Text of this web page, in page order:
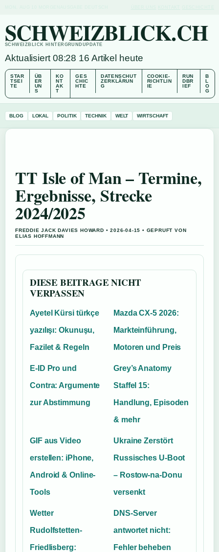
SCHWEIZBLICK.CH
SCHWEIZBLICK HINTERGRUNDUPDATE
Aktualisiert 08:28 16 Artikel heute
STAR
TSEI
TE
ÜB
ER
UN
S
KO
NT
AK
T
GES
CHIC
HTE
DATENSCHUT
ZERKLÄRUN
G
COOKIE-
RICHTLIN
IE
RUN
DBR
IEF
B
L
O
G
BLOG LOKAL POLITIK TECHNIK WELT WIRTSCHAFT
TT Isle of Man – Termine,
Ergebnisse, Strecke
2024/2025
FREDDIE JACK DAVIES HOWARD • 2026-04-15 • GEPRUFT VON
ELIAS HOFFMANN
DIESE BEITRAGE NICHT
VERPASSEN
Ayetel Kürsi türkçe
yazılışı: Okunuşu,
Fazilet & Regeln
Mazda CX-5 2026:
Markteinführung,
Motoren und Preis
E-ID Pro und
Contra: Argumente
zur Abstimmung
Grey’s Anatomy
Staffel 15:
Handlung, Episoden
& mehr
GIF aus Video
erstellen: iPhone,
Android & Online-
Tools
Ukraine Zerstört
Russisches U-Boot
– Rostow-na-Donu
versenkt
Wetter
Rudolfstetten-
Friedlisberg:
DNS-Server
antwortet nicht:
Fehler beheben